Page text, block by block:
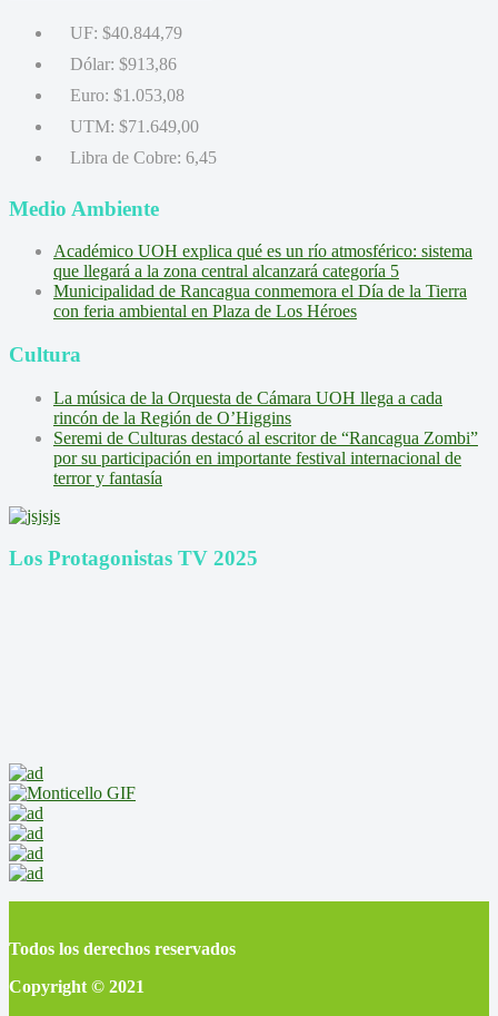
UF: $40.844,79
Dólar: $913,86
Euro: $1.053,08
UTM: $71.649,00
Libra de Cobre: 6,45
Medio Ambiente
Académico UOH explica qué es un río atmosférico: sistema
que llegará a la zona central alcanzará categoría 5
Municipalidad de Rancagua conmemora el Día de la Tierra
con feria ambiental en Plaza de Los Héroes
Cultura
La música de la Orquesta de Cámara UOH llega a cada
rincón de la Región de O’Higgins
Seremi de Culturas destacó al escritor de “Rancagua Zombi”
por su participación en importante festival internacional de
terror y fantasía
Los Protagonistas TV 2025
Todos los derechos reservados
Copyright © 2021